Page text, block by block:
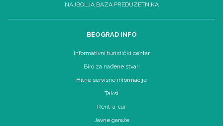
NAJBOLJA BAZA PREDUZETNIKA
BEOGRAD INFO
Informativni turistički centar
Biro za nađene stvari
Hitne servisne informacije
Taksi
Rent-a-car
Javne garaže